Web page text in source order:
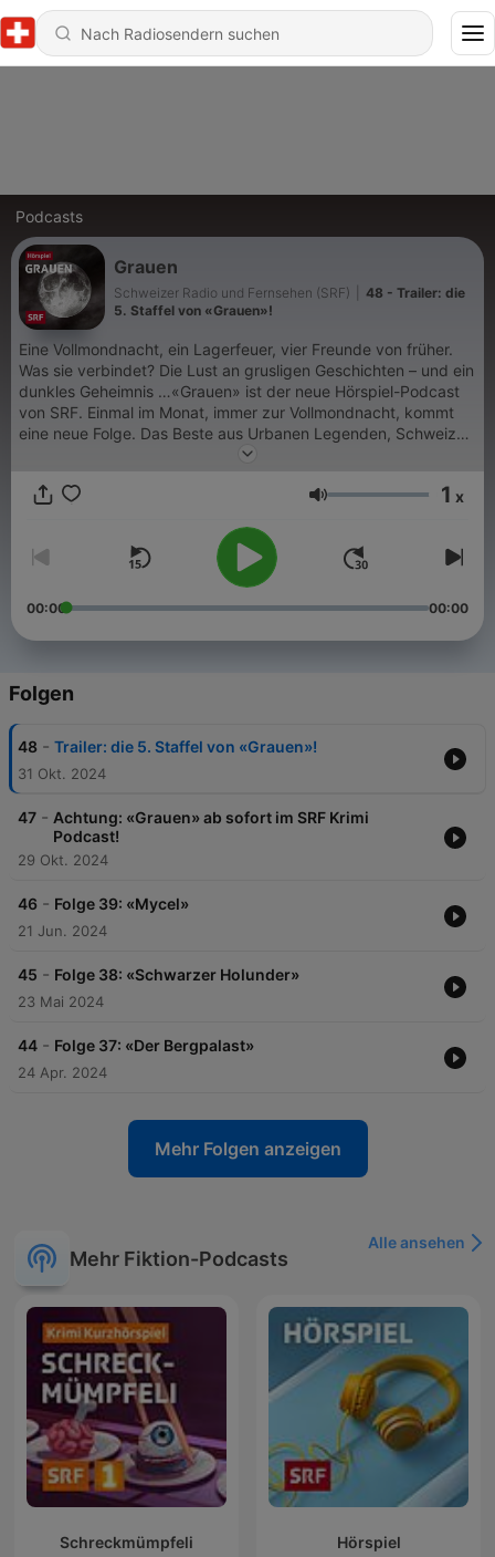
Podcasts
Grauen
Schweizer Radio und Fernsehen (SRF)
48 - Trailer: die
5. Staffel von «Grauen»!
Eine Vollmondnacht, ein Lagerfeuer, vier Freunde von früher.
Was sie verbindet? Die Lust an grusligen Geschichten – und ein
dunkles Geheimnis …«Grauen» ist der neue Hörspiel-Podcast
von SRF. Einmal im Monat, immer zur Vollmondnacht, kommt
eine neue Folge. Das Beste aus Urbanen Legenden, Schweizer
Sagen, creepy pasta und ganz alltäglichem Horror sorgt für
Lautstärke 1 x
00:00 00:00
Folgen
48 - Trailer: die 5. Staffel von «Grauen»!
31 Okt. 2024
47 - Achtung: «Grauen» ab sofort im SRF Krimi
Podcast!
29 Okt. 2024
46 - Folge 39: «Mycel»
21 Jun. 2024
45 - Folge 38: «Schwarzer Holunder»
23 Mai 2024
44 - Folge 37: «Der Bergpalast»
24 Apr. 2024
Mehr Folgen anzeigen
Mehr Fiktion-Podcasts
Alle ansehen
Schreckmümpfeli Hörspiel